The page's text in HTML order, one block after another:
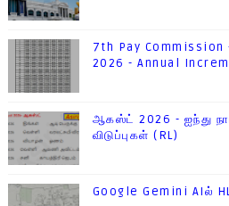
7th Pay Commission
2026 - Annual
ஆகஸ்ட் 2026 - ஐந்து
விடுப்புகள் (RL)
Google Gemini AIல்